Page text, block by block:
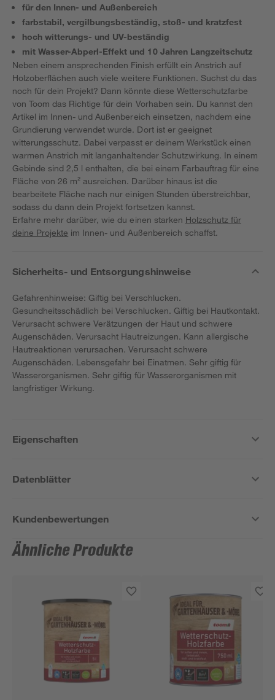
für den Innen- und Außenbereich
farbstabil, vergilbungsbeständig, stoß- und kratzfest
hoch witterungs- und UV-beständig
mit Wasser-Abperl-Effekt und 10 Jahren Langzeitschutz
Neben einem ansprechenden Finish erfüllt ein Anstrich auf
Holzoberflächen auch viele weitere Funktionen. Suchst du das
noch für dein Projekt? Dann könnte diese Wetterschutzfarbe
von Toom das Richtige für dein Vorhaben sein. Du kannst den
Artikel im Innen- und Außenbereich einsetzen, nachdem eine
Grundierung verwendet wurde. Dort ist er geeignet
witterungsschutz. Dabei verpasst er deinem Werkstück einen
warmen Anstrich mit langanhaltender Schutzwirkung. In einem
Gebinde sind 2,5 l enthalten, die bei einem Farbauftrag für eine
Fläche von 26 m² ausreichen. Darüber hinaus ist die
bearbeitete Fläche nach nur einigen Stunden überstreichbar,
sodass du dann dein Projekt fortsetzen kannst.
Erfahre mehr darüber, wie du einen starken Holzschutz für
deine Projekte im Innen- und Außenbereich schaffst.
Sicherheits- und Entsorgungshinweise
Gefahrenhinweise: Giftig bei Verschlucken.
Gesundheitsschädlich bei Verschlucken. Giftig bei Hautkontakt.
Verursacht schwere Verätzungen der Haut und schwere
Augenschäden. Verursacht Hautreizungen. Kann allergische
Hautreaktionen verursachen. Verursacht schwere
Augenschäden. Lebensgefahr bei Einatmen. Sehr giftig für
Wasserorganismen. Sehr giftig für Wasserorganismen mit
langfristiger Wirkung.
Eigenschaften
Datenblätter
Kundenbewertungen
Ähnliche Produkte